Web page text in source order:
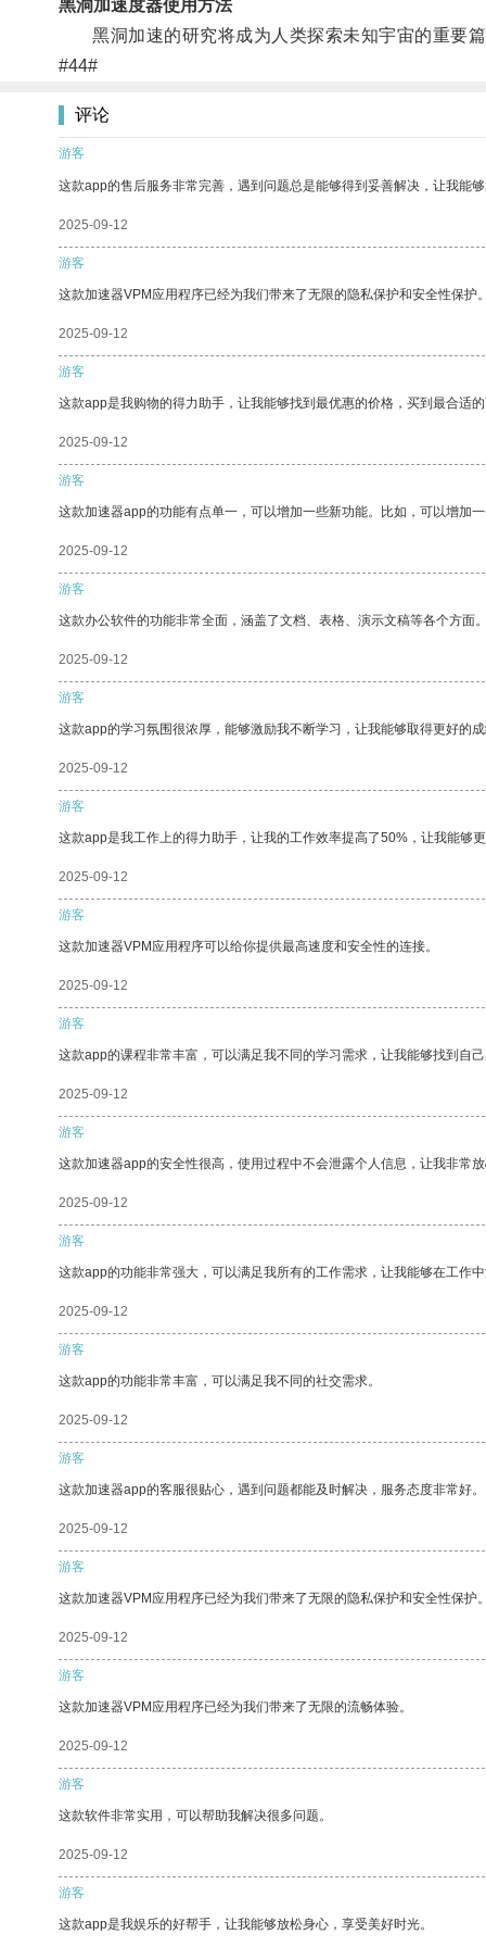
黑洞加速度器使用方法
黑洞加速的研究将成为人类探索未知宇宙的重要篇
#44#
评论
游客
这款app的售后服务非常完善，遇到问题总是能够得到妥善解决，让我能
2025-09-12
游客
这款加速器VPM应用程序已经为我们带来了无限的隐私保护和安全性保护
2025-09-12
游客
这款app是我购物的得力助手，让我能够找到最优惠的价格，买到最合适
2025-09-12
游客
这款加速器app的功能有点单一，可以增加一些新功能。比如，可以增加
2025-09-12
游客
这款办公软件的功能非常全面，涵盖了文档、表格、演示文稿等各个方面
2025-09-12
游客
这款app的学习氛围很浓厚，能够激励我不断学习，让我能够取得更好的
2025-09-12
游客
这款app是我工作上的得力助手，让我的工作效率提高了50%，让我能够
2025-09-12
游客
这款加速器VPM应用程序可以给你提供最高速度和安全性的连接。
2025-09-12
游客
这款app的课程非常丰富，可以满足我不同的学习需求，让我能够找到自
2025-09-12
游客
这款加速器app的安全性很高，使用过程中不会泄露个人信息，让我非常
2025-09-12
游客
这款app的功能非常强大，可以满足我所有的工作需求，让我能够在工作
2025-09-12
游客
这款app的功能非常丰富，可以满足我不同的社交需求。
2025-09-12
游客
这款加速器app的客服很贴心，遇到问题都能及时解决，服务态度非常好。
2025-09-12
游客
这款加速器VPM应用程序已经为我们带来了无限的隐私保护和安全性保护
2025-09-12
游客
这款加速器VPM应用程序已经为我们带来了无限的流畅体验。
2025-09-12
游客
这款软件非常实用，可以帮助我解决很多问题。
2025-09-12
游客
这款app是我娱乐的好帮手，让我能够放松身心，享受美好时光。